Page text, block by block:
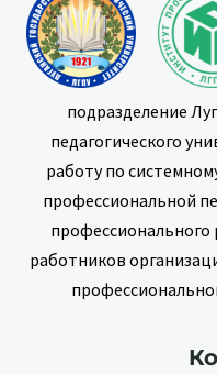
подразделение
педагогического
работу по
профессиональной
профессионального
работников